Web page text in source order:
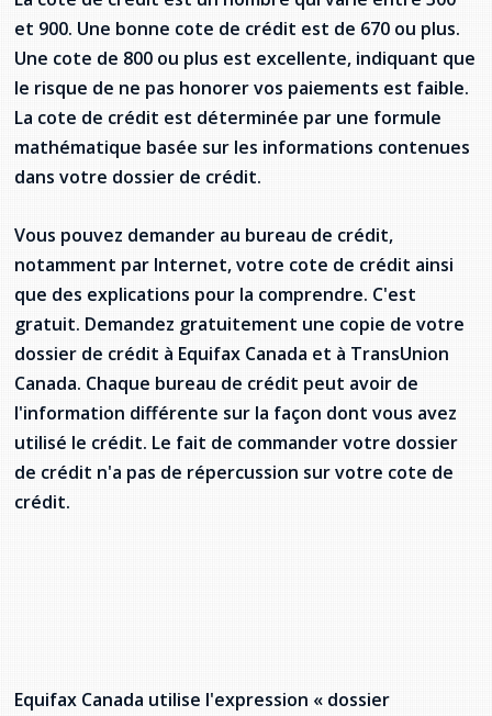
et 900. Une bonne cote de crédit est de 670 ou plus.
Une cote de 800 ou plus est excellente, indiquant que
le risque de ne pas honorer vos paiements est faible.
La cote de crédit est déterminée par une formule
mathématique basée sur les informations contenues
dans votre dossier de crédit.
Vous pouvez demander au bureau de crédit,
notamment par Internet, votre cote de crédit ainsi
que des explications pour la comprendre. C'est
gratuit. Demandez gratuitement une copie de votre
dossier de crédit à Equifax Canada et à TransUnion
Canada. Chaque bureau de crédit peut avoir de
l'information différente sur la façon dont vous avez
utilisé le crédit. Le fait de commander votre dossier
de crédit n'a pas de répercussion sur votre cote de
crédit.
Equifax Canada utilise l'expression « dossier